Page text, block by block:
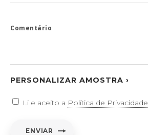
Comentário
PERSONALIZAR AMOSTRA ›
Li e aceito a Política de Privacidade
ENVIAR